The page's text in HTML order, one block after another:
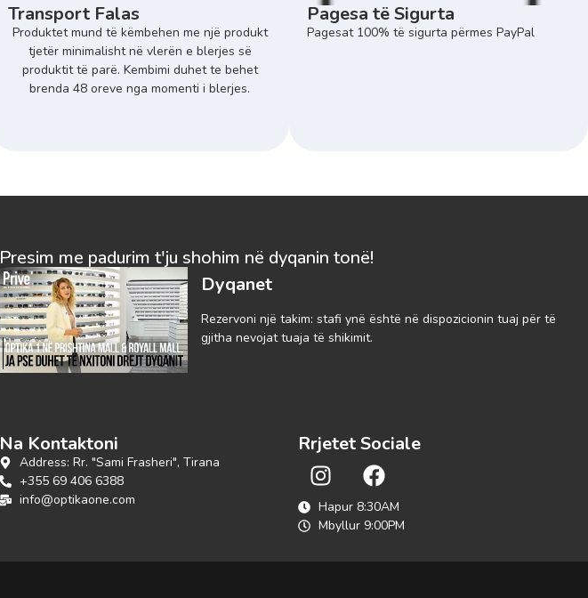
Transport Falas
Produktet mund të këmbehen me një produkt
tjetër minimalisht në vlerën e blerjes së
produktit të parë. Kembimi duhet te behet
brenda 48 oreve nga momenti i blerjes.
Pagesa të Sigurta
Pagesat 100% të sigurta përmes PayPal
Presim me padurim t'ju shohim në dyqanin tonë!
Dyqanet
Rezervoni një takim: stafi ynë është në dispozicionin tuaj për të
gjitha nevojat tuaja të shikimit.
Na Kontaktoni
Address: Rr. "Sami Frasheri", Tirana
+355 69 406 6388
info@optikaone.com
Rrjetet Sociale
Hapur 8:30AM
Mbyllur 9:00PM